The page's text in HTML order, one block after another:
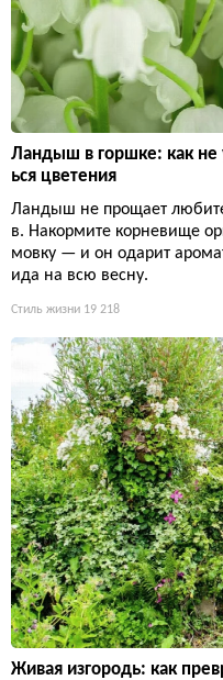
Ландыш в горшке: как не
ься цветения
Ландыш не прощает
в. Накормите корневище
мовку — и он одарит
ида на всю весну.
Стиль жизни 19 218
Живая изгородь: как